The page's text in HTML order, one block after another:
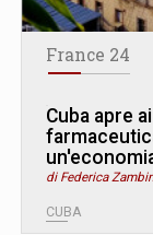
France 24
Cuba apre
di Federica
CUBA